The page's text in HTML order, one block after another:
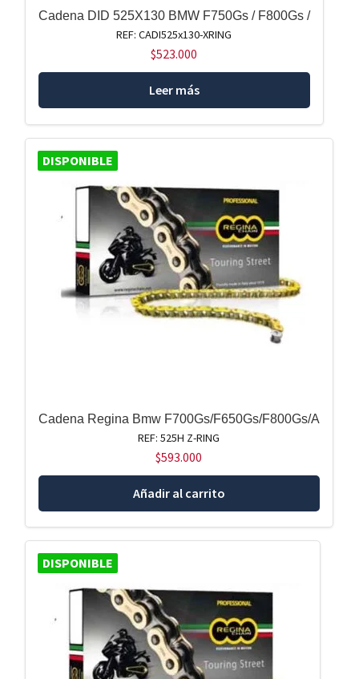
Cadena DID 525X130 BMW F750Gs / F800Gs /
REF: CADI525x130-XRING
$523.000
Leer más
DISPONIBLE
Cadena Regina Bmw F700Gs/F650Gs/F800Gs/A
REF: 525H Z-RING
$593.000
Añadir al carrito
DISPONIBLE